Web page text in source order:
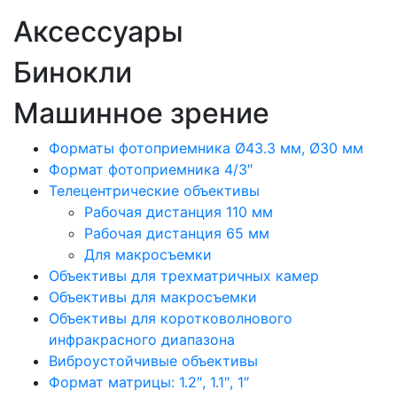
Аксессуары
Бинокли
Машинное зрение
Форматы фотоприемника Ø43.3 мм, Ø30 мм
Формат фотоприемника 4/3″
Телецентрические объективы
Рабочая дистанция 110 мм
Рабочая дистанция 65 мм
Для макросъемки
Объективы для трехматричных камер
Объективы для макросъемки
Объективы для коротковолнового
инфракрасного диапазона
Виброустойчивые объективы
Формат матрицы: 1.2″, 1.1″, 1″